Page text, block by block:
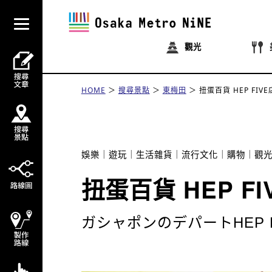
觀光
HOME 搜尋景點 東梅田 扭蛋百貨 HEP FIVE
娛樂 遊玩 生活雜貨 流行文化 購物 觀光
扭蛋百貨 HEP
ガシャポンのデパートHEP